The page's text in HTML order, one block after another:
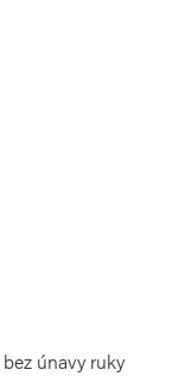
únavy ruky